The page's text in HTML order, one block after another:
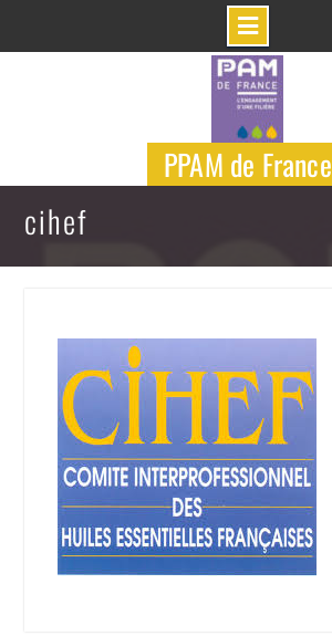
PPAM de France
cihef